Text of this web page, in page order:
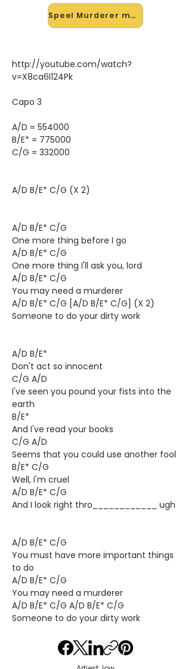
Speel Murderer mee →
http://youtube.com/watch?
v=X8ca6I124Pk
Capo 3
A/D = 554000
B/E* = 775000
C/G = 332000
A/D B/E* C/G (X 2)
A/D B/E* C/G
One more thing before I go
A/D B/E* C/G
One more thing I'll ask you, lord
A/D B/E* C/G
You may need a murderer
A/D B/E* C/G [A/D B/E* C/G] (X 2)
Someone to do your dirty work
A/D B/E*
Don't act so innocent
C/G A/D
I've seen you pound your fists into the
earth
B/E*
And I've read your books
C/G A/D
Seems that you could use another fool
B/E* C/G
Well, I'm cruel
A/D B/E* C/G
And I look right thro____________ ugh
A/D B/E* C/G
You must have more important things
to do
A/D B/E* C/G
You may need a murderer
A/D B/E* C/G A/D B/E* C/G
Someone to do your dirty work